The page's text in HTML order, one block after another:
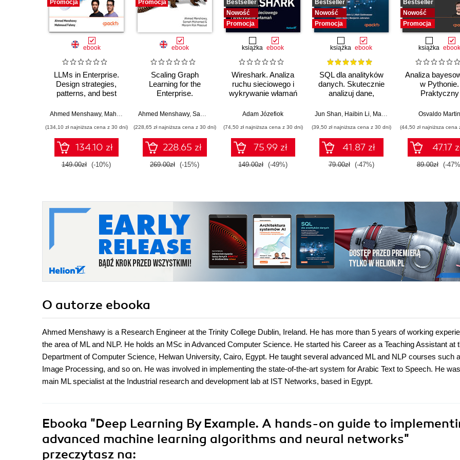
Promocja
ebook
LLMs in Enterprise.
Design strategies,
patterns, and best
language model
Ahmed Menshawy, Mahmoud Fahmy
(134,10 zł najniższa cena z 30 dni)
134.10 zł
149.00zł (-10%)
Promocja
ebook
Scaling Graph
Learning for the
Enterprise.
Graph Learning and
Ahmed Menshawy, Sameh Mohamed ,Maraim Rizk Masoud
(228,65 zł najniższa cena z 30 dni)
228.65 zł
269.00zł (-15%)
Bestseller
Nowość
Promocja
książka ebook
Wireshark. Analiza
ruchu sieciowego i
wykrywanie włamań
Adam Józefiok
(74,50 zł najniższa cena z 30 dni)
75.99 zł
149.00zł (-49%)
Bestseller
Nowość
Promocja
książka ebook
SQL dla analityków
danych. Skutecznie
analizuj dane,
wartościowe wnioski i
zaawansowany SQL
na potrzeby
praktycznych
zastosowań.
Wydanie IV
Jun Shan, Haibin Li, Matt Goldwasser ,Upom Malik,
(39,50 zł najniższa cena z 30 dni)
41.87 zł
79.00zł (-47%)
Bestseller
Nowość
Promocja
książka ebook
Analiza
w Pythonie.
Praktyczny
modelowaniu
Wydanie III
Osvaldo Martin
(44,50 zł najniższa cena
47.17
89.00zł (-
O autorze ebooka
Ahmed Menshawy is a Research Engineer at the Trinity College Dublin, Ireland. He has more than 5 years of working
the area of ML and NLP. He holds an MSc in Advanced Computer Science. He started his Career as a Teaching Assistant at
Department of Computer Science, Helwan University, Cairo, Egypt. He taught several advanced ML and NLP courses such
Image Processing, and so on. He was involved in implementing the state-of-the-art system for Arabic Text to Speech. He
main ML specialist at the Industrial research and development lab at IST Networks, based in Egypt.
Ebooka "Deep Learning By Example. A hands-on guide to
advanced machine learning algorithms and neural networks"
przeczytasz na: